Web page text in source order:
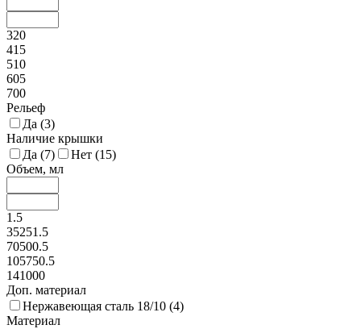
320
415
510
605
700
Рельеф
Да (3)
Наличие крышки
Да (7) Нет (15)
Объем, мл
1.5
35251.5
70500.5
105750.5
141000
Доп. материал
Нержавеющая сталь 18/10 (4)
Материал